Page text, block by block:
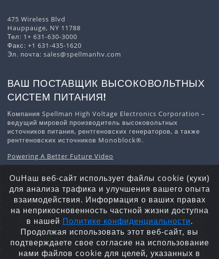
475 Wireless Blvd
Hauppauge, NY 11788
Тел: 1+ 631-630-3000
Факс: +1 631-435-1620
Эл. почта: sales@spellmanhv.com
ВАШ ПОСТАВЩИК ВЫСОКОВОЛЬТНЫХ
СИСТЕМ ПИТАНИЯ!
Компания Spellman High Voltage Electronics Corporation –
ведущий мировой производитель высоковольтных
источников питания, рентгеновских генераторов, а также
рентгеновских источников Monoblock®.
Powering A Better Future Video
Заявление о конфиденциальности
Файлы Cookie
Карта сайта
Авторские права © 2026 Spellman High Voltage Electronics
Corporation. Все права защищены.
OuНаш веб-сайт использует файлы cookie (куки)
для анализа трафика и улучшения вашего опыта
взаимодействия. Информация о ваших правах
на неприкосновенность частной жизни доступна
в нашей Политике конфиденциальности.
Продолжая использовать этот веб-сайт, вы
подтверждаете свое согласие на использование
нами файлов cookie для целей, указанных в